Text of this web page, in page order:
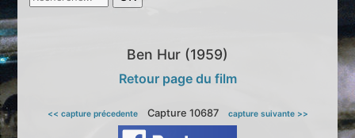
Ben Hur (1959)
Retour page du film
<< capture précedenteCapture 10687 capture suivante >>